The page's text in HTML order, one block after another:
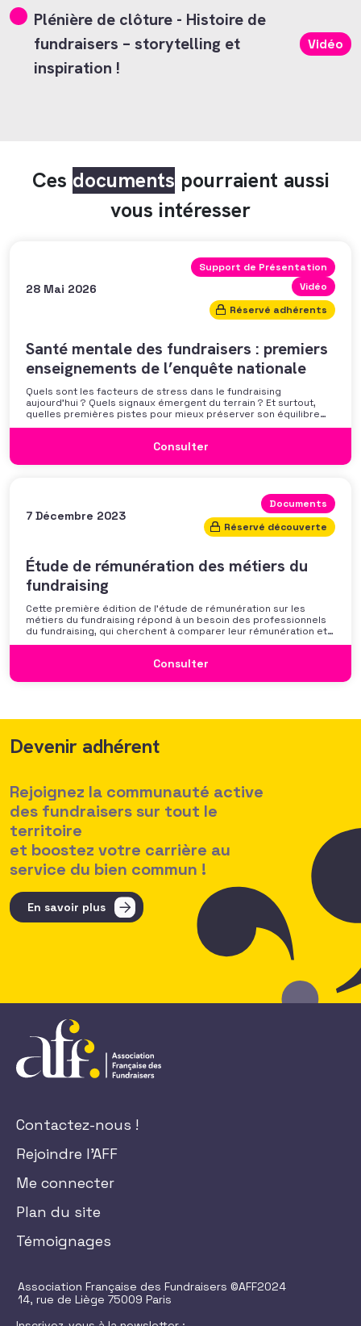
Plénière de clôture - Histoire de
fundraisers – storytelling et
inspiration !
Vidéo
Ces documents pourraient aussi
vous intéresser
28 Mai 2026
Support de Présentation
Vidéo
Réservé adhérents
Santé mentale des fundraisers : premiers
enseignements de l’enquête nationale
Quels sont les facteurs de stress dans le fundraising
aujourd’hui ? Quels signaux émergent du terrain ? Et surtout,
quelles premières pistes pour mieux préserver son équilibre
professionnel ? L’AFF vous propose un webinaire pour découvrir
discussion autour des mécanismes
Consulter
7 Décembre 2023
Documents
Réservé découverte
Étude de rémunération des métiers du
fundraising
Cette première édition de l’étude de rémunération sur les
métiers du fundraising répond à un besoin des professionnels
du fundraising, qui cherchent à comparer leur rémunération et à
se positionner. Elle répond également à une préoccupation
des politiques salariales comme un enjeu majeur,
Consulter
Devenir adhérent
Rejoignez la communauté active
des fundraisers sur tout le
territoire
et boostez votre carrière au
service du bien commun !
En savoir plus
Contactez-nous !
Rejoindre l'AFF
Me connecter
Plan du site
Témoignages
Association Française des Fundraisers ©AFF2024
14, rue de Liège 75009 Paris